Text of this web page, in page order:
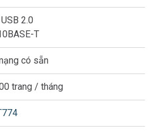
2.0
T
có sẵn
trang / tháng